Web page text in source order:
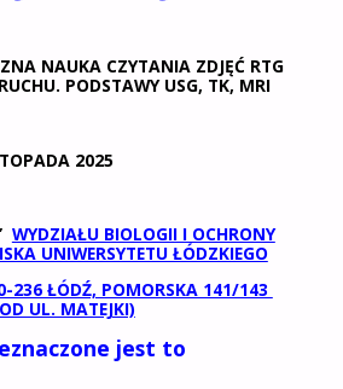
NAUKA CZYTANIA ZDJĘĆ RTG
PODSTAWY USG, TK, MRI
2025
WYDZIAŁU BIOLOGII I OCHRONY
UNIWERSYTETU ŁÓDZKIEGO
236 ŁÓDŹ, POMORSKA 141/143
UL. MATEJKI)
jest to